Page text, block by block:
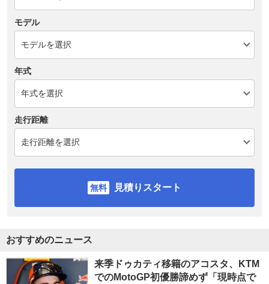
モデル
年式
走行距離
見積りスタート
おすすめのニュース
来季ドゥカティ移籍のアコスタ、KTM
でのMotoGP初優勝諦めず「現時点で